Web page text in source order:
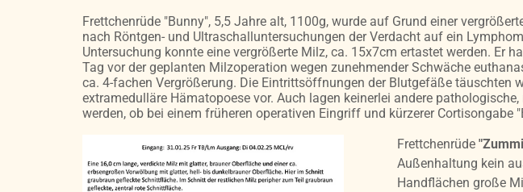
Frettchenrüde "Bunny", 5,5 Jahre alt, 1100g, wurde auf Grund einer
nach Röntgen- und Ultraschalluntersuchungen der Verdacht auf ein
Untersuchung konnte eine vergrößerte Milz, ca. 15x7cm ertastet werden. Er
Tag vor der geplanten Milzoperation wegen zunehmender Schwäche
ca. 4-fachen Vergrößerung. Die Eintrittsöffnungen der Blutgefäße
extramedulläre Hämatopoese vor. Auch lagen keinerlei andere
werden, ob bei einem früheren operativen Eingriff und kürzerer Cortisongabe
Frettchenrüde
Außenhaltung kein
Handflächen große